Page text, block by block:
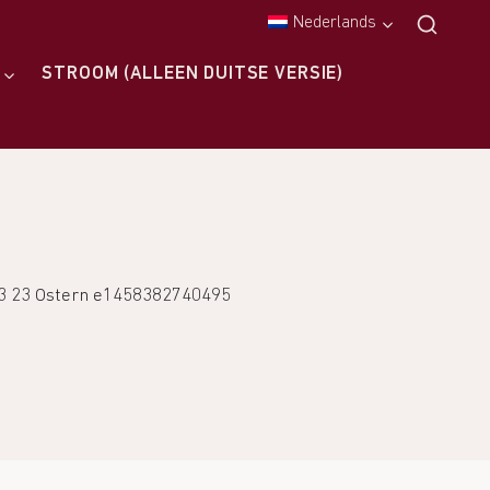
Nederlands
STROOM (ALLEEN DUITSE VERSIE)